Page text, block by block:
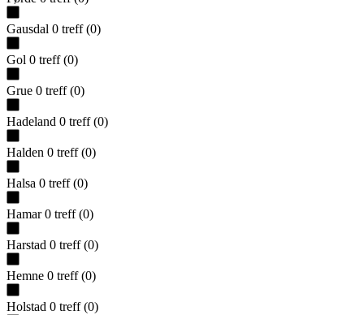
Gausdal 0 treff (0)
Gol 0 treff (0)
Grue 0 treff (0)
Hadeland 0 treff (0)
Halden 0 treff (0)
Halsa 0 treff (0)
Hamar 0 treff (0)
Harstad 0 treff (0)
Hemne 0 treff (0)
Holstad 0 treff (0)